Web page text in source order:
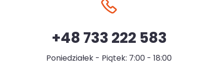
+48 733 222 583
Poniedziałek - Piątek: 7:00 - 18:00